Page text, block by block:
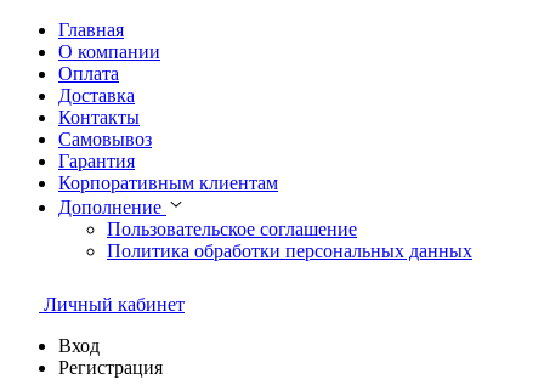
Главная
О компании
Оплата
Доставка
Контакты
Самовывоз
Гарантия
Корпоративным клиентам
Дополнение
Пользовательское соглашение
Политика обработки персональных данных
Личный кабинет
Вход
Регистрация